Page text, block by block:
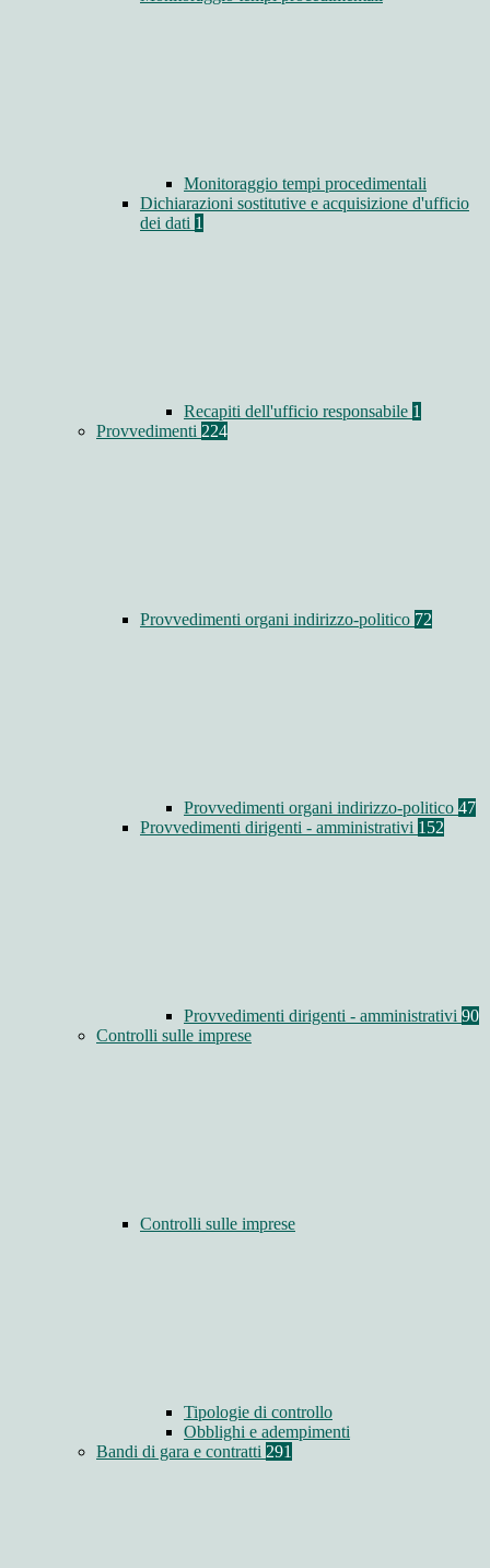
Monitoraggio tempi procedimentali
Dichiarazioni sostitutive e acquisizione d'ufficio
dei dati 1
Recapiti dell'ufficio responsabile 1
Provvedimenti 224
Provvedimenti organi indirizzo-politico 72
Provvedimenti organi indirizzo-politico 47
Provvedimenti dirigenti - amministrativi 152
Provvedimenti dirigenti - amministrativi 90
Controlli sulle imprese
Controlli sulle imprese
Tipologie di controllo
Obblighi e adempimenti
Bandi di gara e contratti 291